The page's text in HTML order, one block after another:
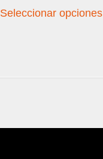
Seleccionar opciones